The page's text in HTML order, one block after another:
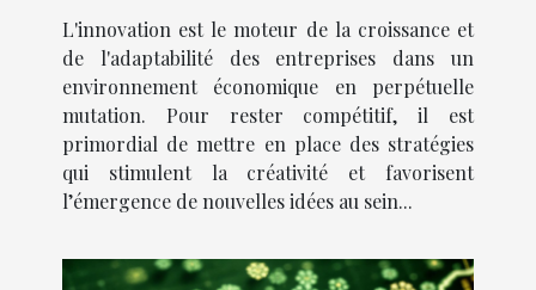
L'innovation est le moteur de la croissance et
de l'adaptabilité des entreprises dans un
environnement économique en perpétuelle
mutation. Pour rester compétitif, il est
primordial de mettre en place des stratégies
qui stimulent la créativité et favorisent
l’émergence de nouvelles idées au sein...